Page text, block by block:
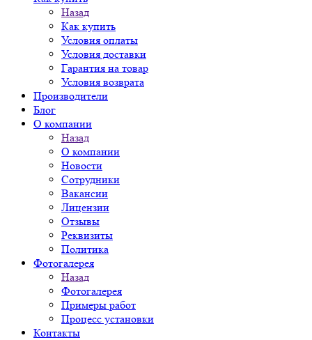
Назад
Как купить
Условия оплаты
Условия доставки
Гарантия на товар
Условия возврата
Производители
Блог
О компании
Назад
О компании
Новости
Сотрудники
Вакансии
Лицензии
Отзывы
Реквизиты
Политика
Фотогалерея
Назад
Фотогалерея
Примеры работ
Процесс установки
Контакты